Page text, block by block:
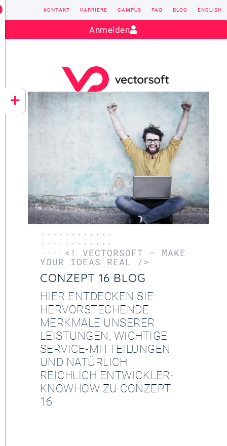
CONZEPT 16
YEET
Kontakt:sales@vectorsoft.de
KONTAKT KARRIERE CAMPUS FAQ BLOG ENGLISH
Anmelden
············
············
····<! VECTORSOFT – MAKE
YOUR IDEAS REAL />
CONZEPT 16 BLOG
HIER ENTDECKEN SIE:
HERVORSTECHENDE
MERKMALE UNSERER
LEISTUNGEN, WICHTIGE
SERVICE-MITTEILUNGEN
UND NATÜRLICH
REICHLICH ENTWICKLER-
KNOWHOW ZU CONZEPT
16